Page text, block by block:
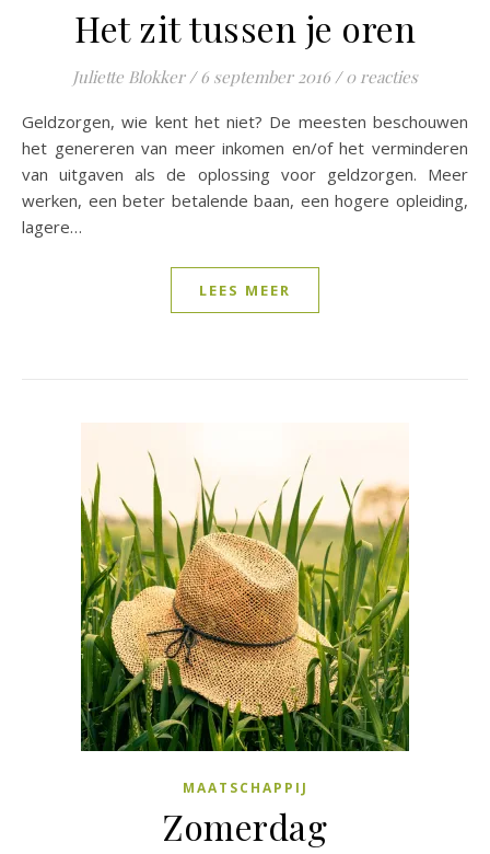
Het zit tussen je oren
Juliette Blokker / 6 september 2016 / 0 reacties
Geldzorgen, wie kent het niet? De meesten beschouwen
het genereren van meer inkomen en/of het verminderen
van uitgaven als de oplossing voor geldzorgen. Meer
werken, een beter betalende baan, een hogere opleiding,
lagere…
LEES MEER
MAATSCHAPPIJ
Zomerdag